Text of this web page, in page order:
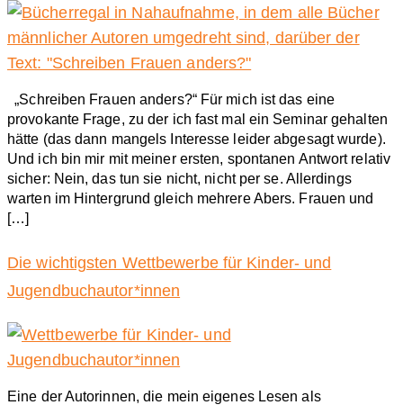
„Schreiben Frauen anders?“ Für mich ist das eine
provokante Frage, zu der ich fast mal ein Seminar gehalten
hätte (das dann mangels Interesse leider abgesagt wurde).
Und ich bin mir mit meiner ersten, spontanen Antwort relativ
sicher: Nein, das tun sie nicht, nicht per se. Allerdings
warten im Hintergrund gleich mehrere Abers. Frauen und
[…]
Die wichtigsten Wettbewerbe für Kinder- und
Jugendbuchautor*innen
Eine der Autorinnen, die mein eigenes Lesen als